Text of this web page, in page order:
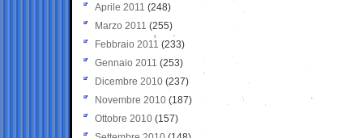
Aprile 2011 (248)
Marzo 2011 (255)
Febbraio 2011 (233)
Gennaio 2011 (253)
Dicembre 2010 (237)
Novembre 2010 (187)
Ottobre 2010 (157)